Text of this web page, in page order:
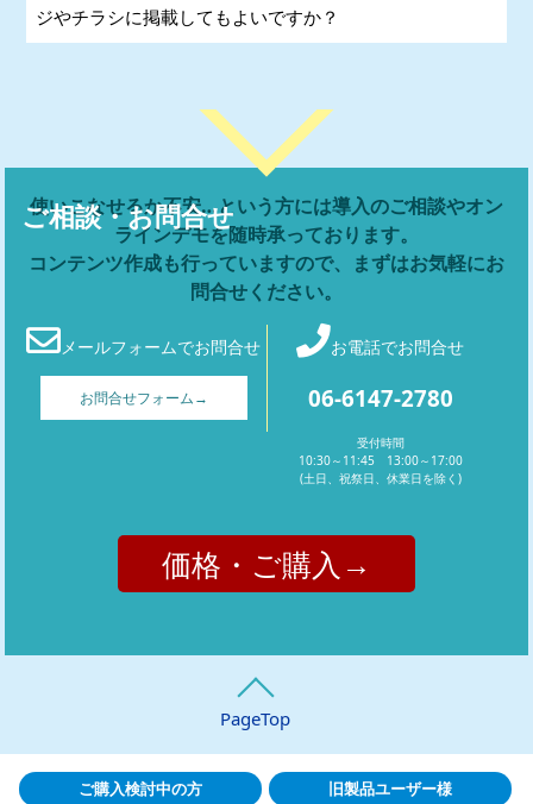
ジやチラシに掲載してもよいですか？
ご相談・お問合せ
使いこなせるか不安…という方には導入のご相談やオン
ラインデモを随時承っております。
コンテンツ作成も行っていますので、まずはお気軽にお
問合せください。
メールフォームでお問合せ
お問合せフォーム→
お電話でお問合せ
06-6147-2780
受付時間
10:30～11:45 13:00～17:00
(土日、祝祭日、休業日を除く)
価格・ご購入→
PageTop
ご購入検討中の方 旧製品ユーザー様